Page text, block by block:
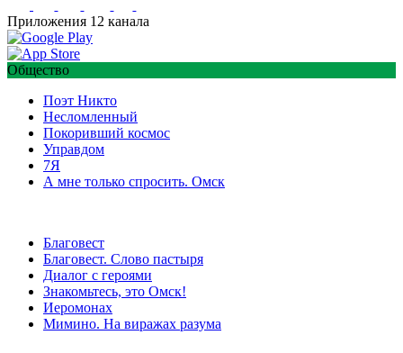
Приложения 12 канала
Общество
Поэт Никто
Несломленный
Покоривший космос
Управдом
7Я
А мне только спросить. Омск
Благовест
Благовест. Слово пастыря
Диалог с героями
Знакомьтесь, это Омск!
Иеромонах
Мимино. На виражах разума